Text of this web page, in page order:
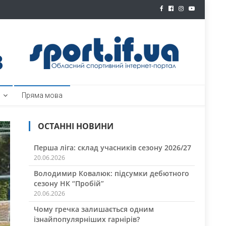
Пряма мова
ОСТАННІ НОВИНИ
Перша ліга: склад учасників сезону 2026/27
20.06.2026
Володимир Ковалюк: підсумки дебютного
сезону НК “Пробій”
20.06.2026
Чому гречка залишається одним
ізнайпопулярніших гарнірів?